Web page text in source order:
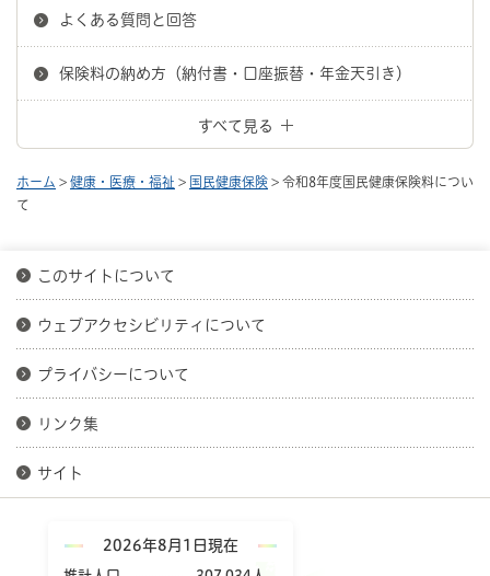
よくある質問と回答
保険料の納め方（納付書・口座振替・年金天引き）
すべて見る
ホーム > 健康・医療・福祉 > 国民健康保険 > 令和8年度国民健康保険料につい
て
このサイトについて
ウェブアクセシビリティについて
プライバシーについて
リンク集
サイト
2026年8月1日現在